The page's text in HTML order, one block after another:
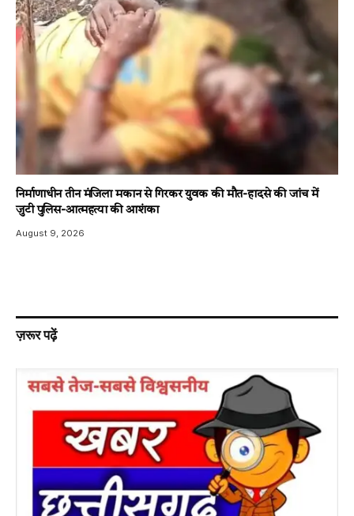
निर्माणाधीन तीन मंजिला मकान से गिरकर युवक की मौत-हादसे की जांच में
जुटी पुलिस-आत्महत्या की आशंका
August 9, 2026
ज़रूर पढ़ें